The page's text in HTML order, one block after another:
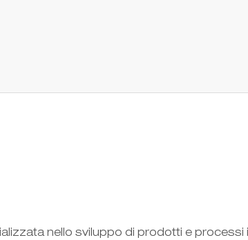
nello sviluppo di prodotti e processi